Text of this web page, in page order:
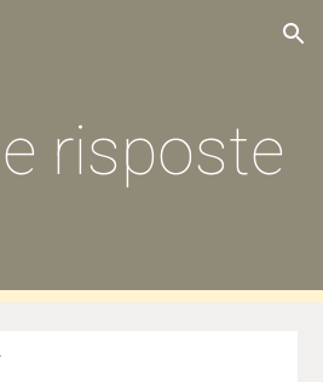
Skip to navigation
risposte